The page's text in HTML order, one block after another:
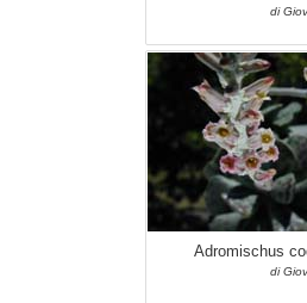
di
Adromischus
di